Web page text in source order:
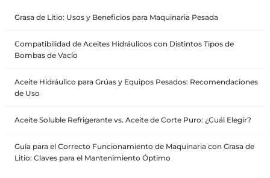
Grasa de Litio: Usos y Beneficios para Maquinaria Pesada
Compatibilidad de Aceites Hidráulicos con Distintos Tipos de
Bombas de Vacío
Aceite Hidráulico para Grúas y Equipos Pesados: Recomendaciones
de Uso
Aceite Soluble Refrigerante vs. Aceite de Corte Puro: ¿Cuál Elegir?
Guía para el Correcto Funcionamiento de Maquinaria con Grasa de
Litio: Claves para el Mantenimiento Óptimo